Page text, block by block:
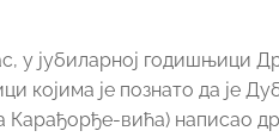
у јубиларној годишњици
којима је познато да је
Карађорђе-вића) написао